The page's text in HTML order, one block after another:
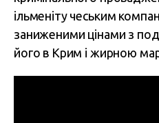
ільменіту чеським
заниженими цінами з
його в Крим і жирною